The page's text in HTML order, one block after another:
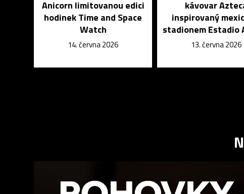
Anicorn limitovanou edici
hodinek Time and Space
Watch
14. června 2026
kávovar
inspirovaný
stadionem Estadio
13. června 2026